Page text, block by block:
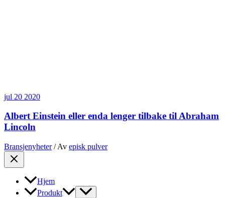
jul 20 2020
Albert Einstein eller enda lenger tilbake til Abraham
Lincoln
Bransjenyheter/ Av episk pulver
Hjem
Produkt